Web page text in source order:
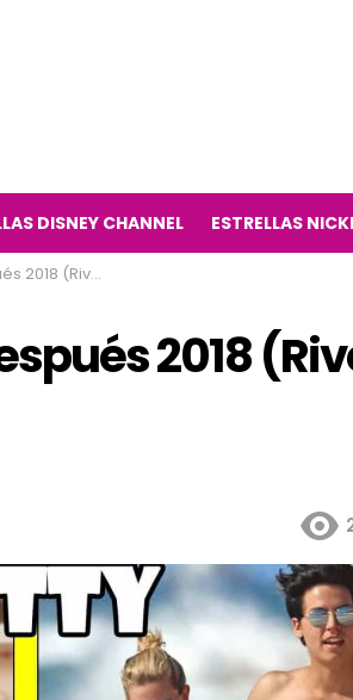
DISNEY CHANNEL ESTRELLAS
serie de televisión)
2018